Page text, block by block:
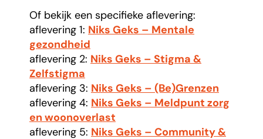
Of bekijk een specifieke aflevering:
aflevering 1: Niks Geks – Mentale
gezondheid
aflevering 2: Niks Geks – Stigma &
Zelfstigma
aflevering 3: Niks Geks – (Be)Grenzen
aflevering 4: Niks Geks – Meldpunt zorg
en woonoverlast
aflevering 5: Niks Geks – Community &